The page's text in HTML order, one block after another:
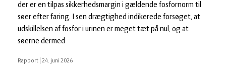
der er en tilpas sikkerhedsmargin i gældende fosfornorm til
søer efter faring. I sen drægtighed indikerede forsøget, at
udskillelsen af fosfor i urinen er meget tæt på nul, og at
søerne dermed
Rapport 24. juni 2026